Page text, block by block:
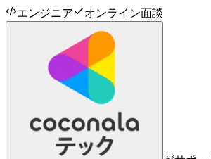
エンジニア オンライン面談